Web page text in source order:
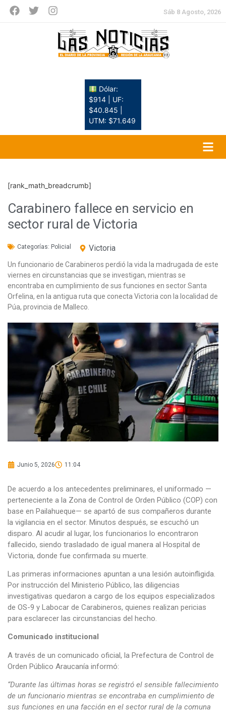
Sáb 8 Agosto, 2026
Dólar:
$914 | UF:
$40.845 |
UTM: $71.649
[rank_math_breadcrumb]
Carabinero fallece en servicio en
sector rural de Victoria
Categorías: Policial Victoria
Un funcionario de Carabineros perdió la vida la madrugada de este
viernes en circunstancias que se investigan, mientras se
encontraba en cumplimiento de sus funciones en sector Santa
Orfelina, en la antigua ruta que conecta Victoria con la localidad de
Púa, provincia de Malleco.
Junio 5, 2026 11:04
De acuerdo a los antecedentes preliminares, el uniformado —
perteneciente a la Zona de Control de Orden Público (COP) con
base en Pailahueque— se apartó de sus compañeros durante
la vigilancia en el sector. Minutos después, se escuchó un
disparo. Al acudir al lugar, los funcionarios lo encontraron
fallecido, siendo trasladado de igual manera al Hospital de
Victoria, donde fue confirmada su muerte.
Las primeras informaciones apuntan a una lesión autoinfligida.
Por instrucción del Ministerio Público, las diligencias
investigativas quedaron a cargo de los equipos especializados
de OS-9 y Labocar de Carabineros, quienes realizan pericias
para esclarecer las circunstancias del hecho.
Comunicado institucional
A través de un comunicado oficial, la Prefectura de Control de
Orden Público Araucanía informó:
“Durante las últimas horas se registró el sensible fallecimiento
de un funcionario mientras se encontraba en cumplimiento de
sus funciones en una facción en el sector rural de la comuna